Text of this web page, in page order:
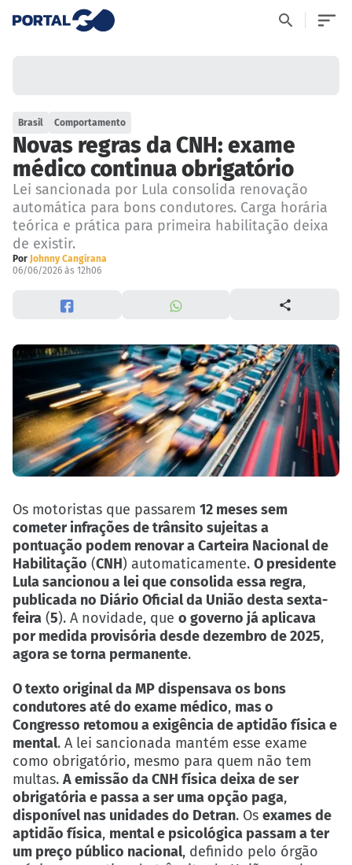
Brasil Comportamento
Novas regras da CNH: exame
médico continua obrigatório
Lei sancionada por Lula consolida renovação
automática para bons condutores. Carga horária
teórica e prática para primeira habilitação deixa
de existir.
Por Johnny Cangirana
06/06/2026 às 12h06
Os motoristas que passarem 12 meses sem
cometer infrações de trânsito sujeitas a
pontuação podem renovar a Carteira Nacional de
Habilitação (CNH) automaticamente. O presidente
Lula sancionou a lei que consolida essa regra,
publicada no Diário Oficial da União desta sexta-
feira (5). A novidade, que o governo já aplicava
por medida provisória desde dezembro de 2025,
agora se torna permanente.
O texto original da MP dispensava os bons
condutores até do exame médico, mas o
Congresso retomou a exigência de aptidão física e
mental. A lei sancionada mantém esse exame
como obrigatório, mesmo para quem não tem
multas. A emissão da CNH física deixa de ser
obrigatória e passa a ser uma opção paga,
disponível nas unidades do Detran. Os exames de
aptidão física, mental e psicológica passam a ter
um preço público nacional, definido pelo órgão